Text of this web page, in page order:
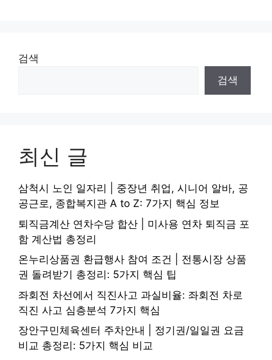
검색
검색
최신 글
삼척시 노인 일자리 | 중장년 취업, 시니어 알바, 공
공근로, 종합복지관 A to Z: 7가지 핵심 정보
퇴직금계산 연차수당 합산 | 미사용 연차 퇴직금 포
함 계산법 총정리
온누리상품권 환급행사 참여 조건 | 전통시장 상품
권 돌려받기 총정리: 5가지 핵심 팁
좌회전 차선에서 직진사고 과실비율: 좌회전 차로
직진 사고 심층분석 7가지 핵심
장안구민체육센터 주차안내 | 정기권/일일권 요금
비교 총정리: 5가지 핵심 비교